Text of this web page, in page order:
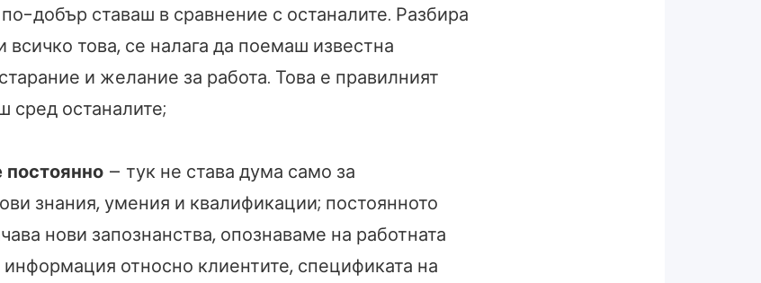
добър ставаш в сравнение с останалите. Разбира
всичко това, се налага да поемаш известна
и желание за работа. Това е правилният
сред останалите;
– тук не става дума само за
знания, умения и квалификации; постоянното
нови запознанства, опознаваме на работната
относно клиентите, спецификата на